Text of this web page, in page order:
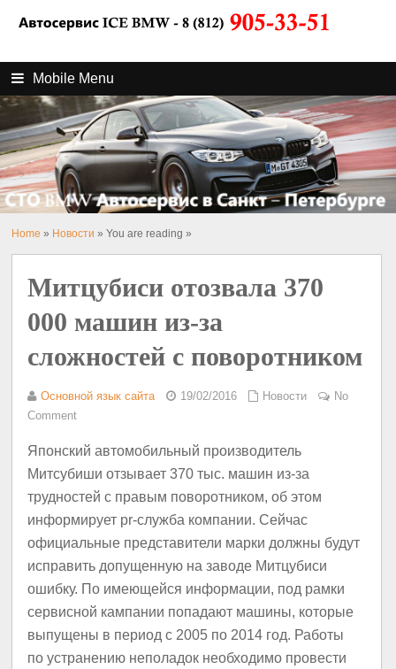
Mobile Menu
Home » Новости » You are reading »
Митцубиси отозвала 370
000 машин из-за
сложностей с поворотником
Основной язык сайта 19/02/2016 Новости
No
Comment
Японский автомобильный производитель
Митсубиши отзывает 370 тыс. машин из-за
трудностей с правым поворотником, об этом
информирует pr-служба компании. Сейчас
официальные представители марки должны будут
исправить допущенную на заводе Митцубиси
ошибку. По имеющейся информации, под рамки
сервисной кампании попадают машины, которые
выпущены в период с 2005 по 2014 год. Работы
по устранению неполадок необходимо провести